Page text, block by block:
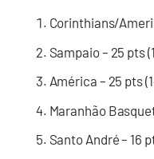
Corinthians/
Sampaio – 25 pts
América – 25 pts
Maranhão
Santo André – 16